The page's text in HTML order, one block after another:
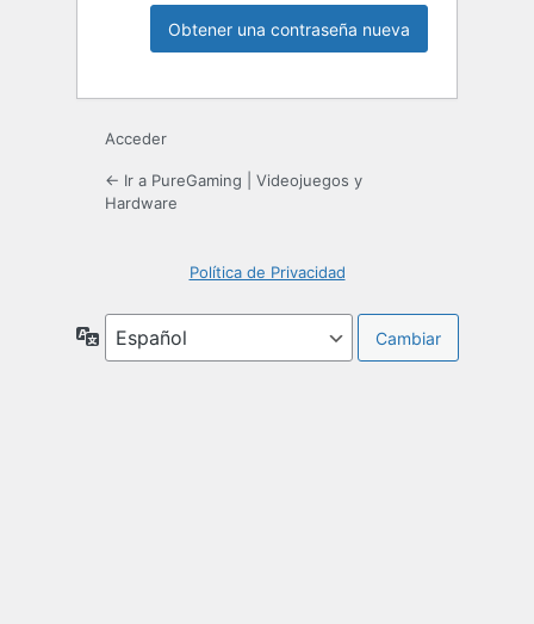
Acceder
← Ir a PureGaming | Videojuegos y
Hardware
Política de Privacidad
Idioma